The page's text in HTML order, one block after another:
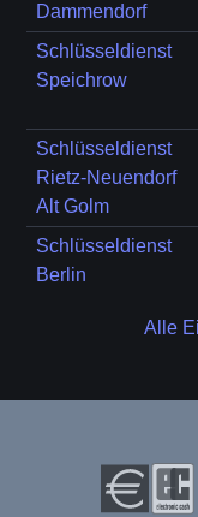
Dammendorf
Schlüsseldienst
Speichrow
Schlüsseldienst
Rietz-Neuendorf
Alt Golm
Schlüsseldienst
Berlin
Alle